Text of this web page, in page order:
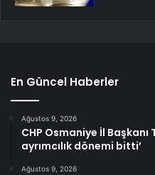
En Güncel Haberler
Ağustos 9, 2026
CHP Osmaniye İl Başkanı
ayrımcılık dönemi bitti’
Ağustos 9, 2026